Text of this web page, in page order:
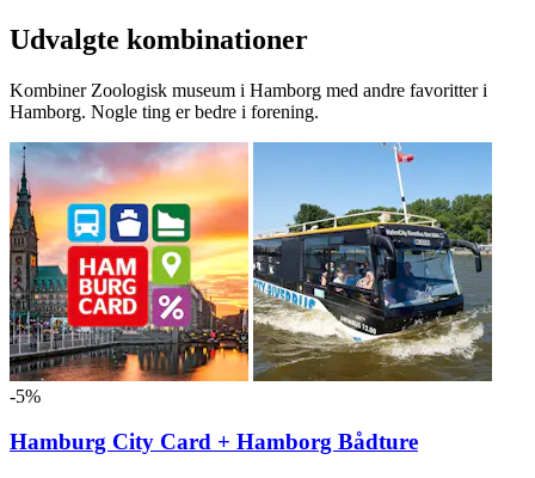
Udvalgte kombinationer
Kombiner Zoologisk museum i Hamborg med andre favoritter i
Hamborg. Nogle ting er bedre i forening.
-5%
Hamburg City Card + Hamborg Bådture